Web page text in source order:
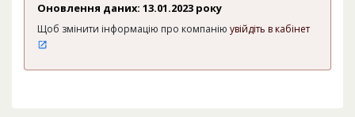
Оновлення даних: 13.01.2023 року
Щоб змінити інформацію про компанію увійдіть в кабінет